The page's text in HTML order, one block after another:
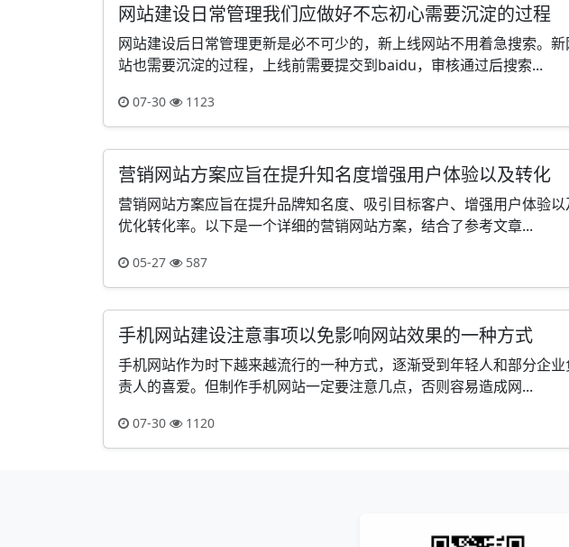
网站建设日常管理我们应做好不忘初心需要沉淀的过程
网站建设后日常管理更新是必不可少的，新上线网站不用着急搜索。新
站也需要沉淀的过程，上线前需要提交到baidu，审核通过后搜索...
07-30 1123
营销网站方案应旨在提升知名度增强用户体验以及转化
营销网站方案应旨在提升品牌知名度、吸引目标客户、增强用户体验以
优化转化率。以下是一个详细的营销网站方案，结合了参考文章...
05-27 587
手机网站建设注意事项以免影响网站效果的一种方式
手机网站作为时下越来越流行的一种方式，逐渐受到年轻人和部分企业
责人的喜爱。但制作手机网站一定要注意几点，否则容易造成网...
07-30 1120